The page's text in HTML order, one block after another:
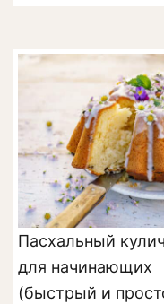
Пасхальный кулич
для начинающих
(быстрый и